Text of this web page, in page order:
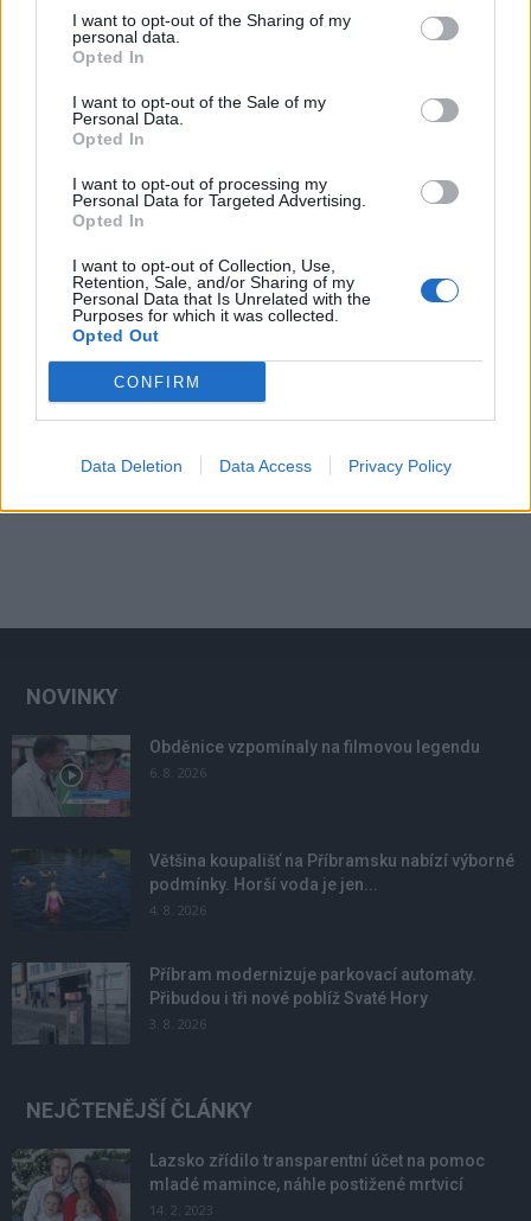
I want to opt-out of the Sharing of my
personal data.
Opted In
I want to opt-out of the Sale of my
Personal Data.
Opted In
I want to opt-out of processing my
Personal Data for Targeted Advertising.
Opted In
I want to opt-out of Collection, Use,
Retention, Sale, and/or Sharing of my
Personal Data that Is Unrelated with the
Purposes for which it was collected.
Opted Out
CONFIRM
Data Deletion Data Access Privacy Policy
Festival hudby na zámku Dobříš sází na
jedinečnou atmosféru. Klasiku propojí
Fesťáczek Presents poprvé míří do
divadlo i tvořivé dílny
NOVINKY
Obděnice vzpomínaly na filmovou legendu
6. 8. 2026
Většina koupališť na Příbramsku nabízí výborné
podmínky. Horší voda je jen...
4. 8. 2026
Příbram modernizuje parkovací automaty.
Přibudou i tři nové poblíž Svaté Hory
3. 8. 2026
NEJČTENĚJŠÍ ČLÁNKY
Lazsko zřídilo transparentní účet na pomoc
mladé mamince, náhle postižené mrtvicí
14. 2. 2023